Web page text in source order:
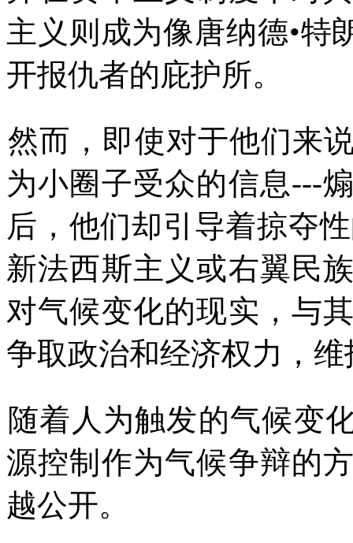
主义则成为像唐纳德•特
开报仇者的庇护所。
然而，即使对于他们来
为小圈子受众的信息---
后，他们却引导着掠夺
新法西斯主义或右翼民
对气候变化的现实，与
争取政治和经济权力，
随着人为触发的气候变
源控制作为气候争辩的
越公开。